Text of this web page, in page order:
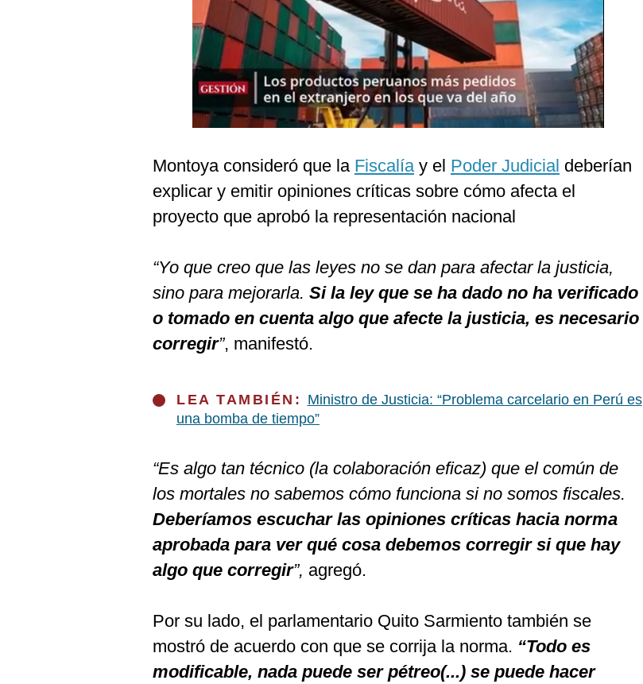
Montoya consideró que la Fiscalíay el Poder Judicial deberían
explicar y emitir opiniones críticas sobre cómo afecta el
proyecto que aprobó la representación nacional
“Yo que creo que las leyes no se dan para afectar la justicia,
sino para mejorarla. Si la ley que se ha dado no ha verificado
o tomado en cuenta algo que afecte la justicia, es necesario
corregir”, manifestó.
LEA TAMBIÉN: Ministro de Justicia: “Problema carcelario en Perú es
una bomba de tiempo”
“Es algo tan técnico (la colaboración eficaz) que el común de
los mortales no sabemos cómo funciona si no somos fiscales.
Deberíamos escuchar las opiniones críticas hacia norma
aprobada para ver qué cosa debemos corregir si que hay
algo que corregir”, agregó.
Por su lado, el parlamentario Quito Sarmiento también se
mostró de acuerdo con que se corrija la norma. “Todo es
modificable, nada puede ser pétreo(...) se puede hacer